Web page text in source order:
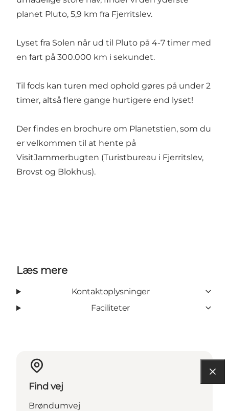
planet Pluto, 5,9 km fra Fjerritslev.
Lyset fra Solen når ud til Pluto på 4-7 timer med
en fart på 300.000 km i sekundet.
Til fods kan turen med ophold gøres på under 2
timer, altså flere gange hurtigere end lyset!
Der findes en brochure om Planetstien, som du
er velkommen til at hente på
VisitJammerbugten (Turistbureau i Fjerritslev,
Brovst og Blokhus).
Læs mere
Kontaktoplysninger
Faciliteter
Find vej
Brøndumvej